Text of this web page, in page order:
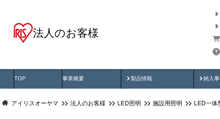
法人のお客様
TOP 事業概要 製品情報
製品動画 納入
納
アイリスオーヤマ 法人のお客様 LED照明 施設用照明 LED一体